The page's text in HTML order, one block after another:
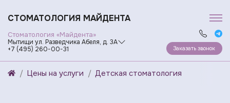
СТОМАТОЛОГИЯ МАЙДЕНТА
Стоматология «Майдента»
Мытищи ул. Разведчика Абеля, д. 3А
+7 (495) 260-00-31
Заказать звонок
Цены на услуги Детская стоматология